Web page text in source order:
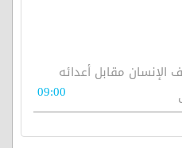
303 - ضعف الإنسان مقابل أعدائه
09:00